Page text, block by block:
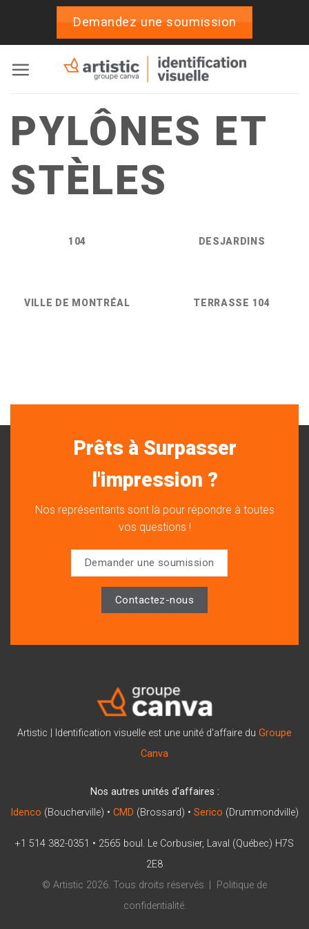
Demandez une soumission
PYLÔNES ET
STÈLES
104 DESJARDINS
VILLE DE MONTRÉAL TERRASSE 104
Prêts à Surpasser
l'impression ?
Nos représentants sont là pour répondre à toutes
vos questions !
Demander une soumission
Contactez-nous
Artistic | Identification visuelle est une unité d'affaire du Groupe
Canva
Nos autres unités d'affaires :
Idenco (Boucherville) • CMD (Brossard) • Serico (Drummondville)
+1 514 382-0351 • 2565 boul. Le Corbusier, Laval (Québec) H7S
2E8
© Artistic 2026. Tous droits réservés. |
Politique de
confidentialité.